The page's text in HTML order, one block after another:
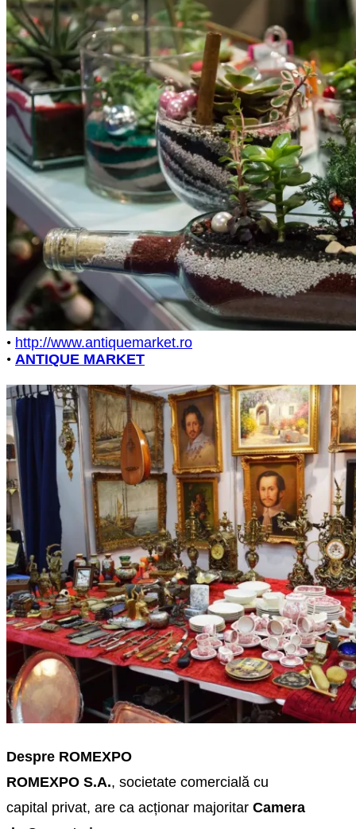
• http://www.antiquemarket.ro
• ANTIQUE MARKET
Despre ROMEXPO
ROMEXPO S.A., societate comercială cu
capital privat, are ca acționar majoritar Camera